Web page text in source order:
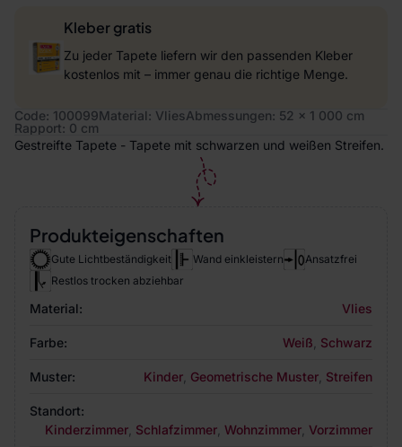
Kleber gratis
Zu jeder Tapete liefern wir den passenden Kleber
kostenlos mit – immer genau die richtige Menge.
Code: 100099Material: VliesAbmessungen: 52 x 1 000 cm
Rapport: 0 cm
Gestreifte Tapete - Tapete mit schwarzen und weißen Streifen.
Produkteigenschaften
Gute Lichtbeständigkeit Wand einkleistern
Ansatzfrei
Restlos trocken abziehbar
Material: Vlies
Farbe: Weiß Schwarz
Muster: Kinder Geometrische Muster Streifen
Standort:
Kinderzimmer Schlafzimmer Wohnzimmer Vorzimmer